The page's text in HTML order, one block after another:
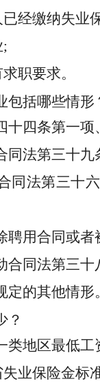
经缴纳失业
;
职要求。
包括哪些情形
十四条第一
同法第三十
同法第三十
聘用合同或者
合同法第三十
定的其他情形。
？
地区最低工
业保险金标